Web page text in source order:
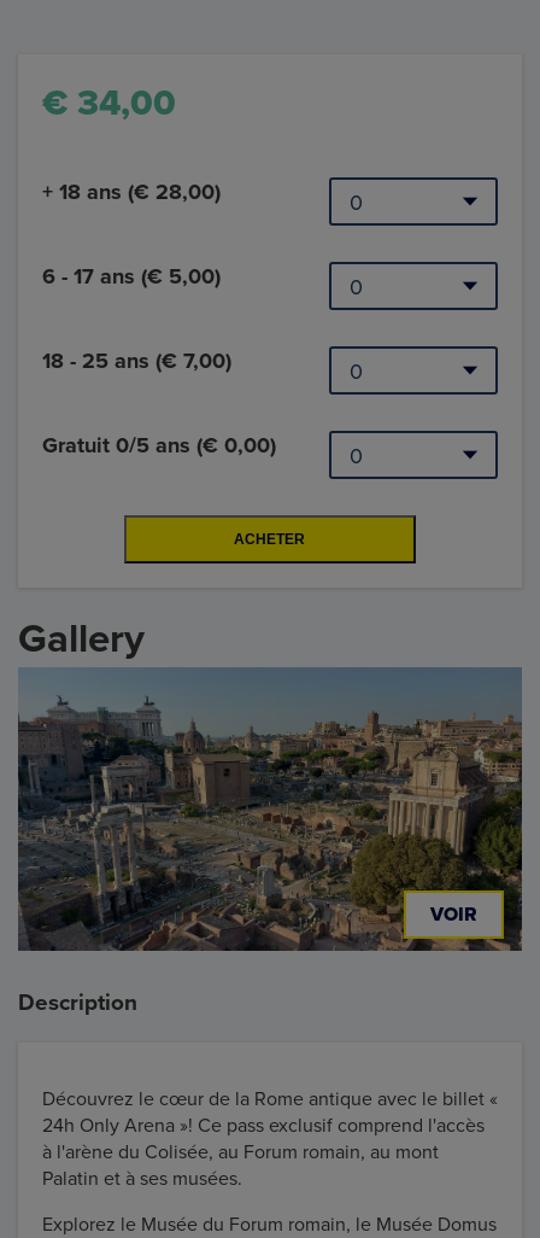
€ 34,00
+ 18 ans (€ 28,00)
6 - 17 ans (€ 5,00)
18 - 25 ans (€ 7,00)
Gratuit 0/5 ans (€ 0,00)
Gallery
VOIR
Description
Découvrez le cœur de la Rome antique avec le billet «
24h Only Arena »! Ce pass exclusif comprend l'accès
à l'arène du Colisée, au Forum romain, au mont
Palatin et à ses musées.
Explorez le Musée du Forum romain, le Musée Domus